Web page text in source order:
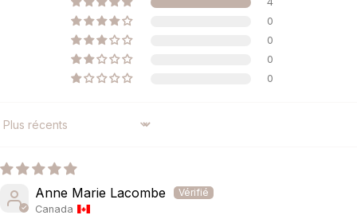
0
0
0
0
SORT BY
Anne Marie Lacombe
Canada